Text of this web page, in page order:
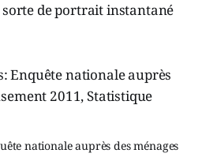
de portrait instantané
nationale auprès des ménages